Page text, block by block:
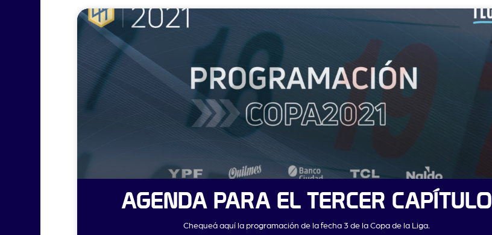
AGENDA PARA EL TERCER CAPÍTULO
Chequeá aquí la programación de la fecha 3 de la Copa de la Liga.